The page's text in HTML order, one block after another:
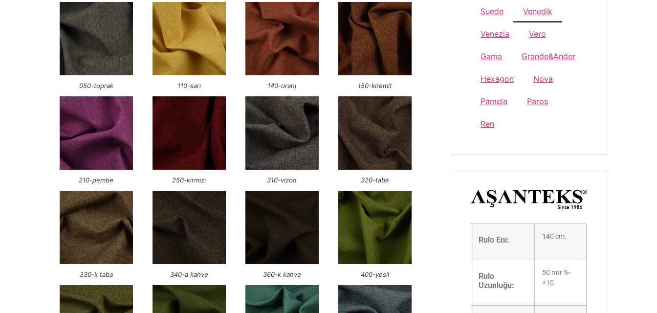
050-toprak 110-sarı 140-oranj 150-kiremit
210-pembe 250-kırmızı 310-vizon 320-taba
330-k taba 340-a kahve 360-k kahve 400-yesil
Suede Venedik
Venezia Vero
Gama Grande&Ander
Hexagon Nova
Pamela Paros
Ren
Rulo Eni: 140 cm.
Rulo
Uzunluğu:
50 mtr %-
+10